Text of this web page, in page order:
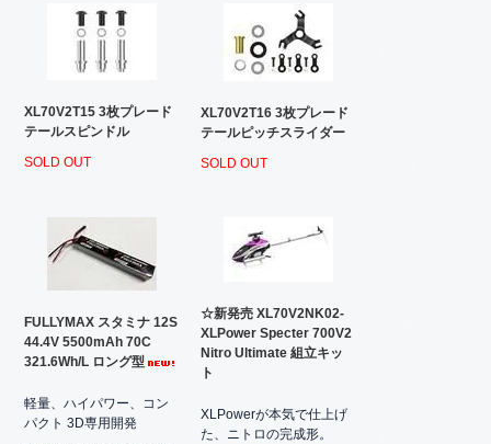
XL70V2T15 3枚プレード
テールスピンドル
SOLD OUT
XL70V2T16 3枚プレード
テールピッチスライダー
SOLD OUT
FULLYMAX スタミナ 12S
44.4V 5500mAh 70C
321.6Wh/L ロング型
軽量、ハイパワー、コン
パクト 3D専用開発
☆新発売 XL70V2NK02-
XLPower Specter 700V2
Nitro Ultimate 組立キッ
ト
XLPowerが本気で仕上げ
た、ニトロの完成形。